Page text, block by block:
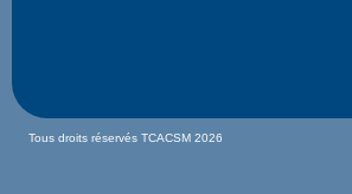
TousdroitsréservésTCACSM2026